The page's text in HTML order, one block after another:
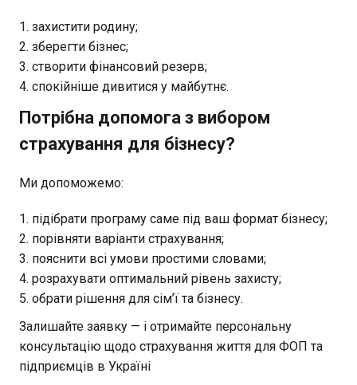
захистити родину;
зберегти бізнес;
створити фінансовий резерв;
спокійніше дивитися у майбутнє.
Потрібна допомога з вибором
страхування для бізнесу?
Ми допоможемо:
підібрати програму саме під ваш формат бізнесу;
порівняти варіанти страхування;
пояснити всі умови простими словами;
розрахувати оптимальний рівень захисту;
обрати рішення для сім’ї та бізнесу.
Залишайте заявку — і отримайте персональну
консультацію щодо страхування життя для ФОП та
підприємців в Україні